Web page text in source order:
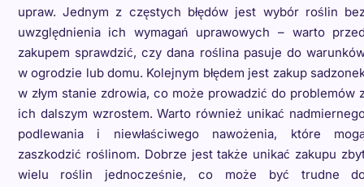
upraw. Jednym z częstych błędów jest wybór roślin
uwzględnienia ich wymagań uprawowych – warto
zakupem sprawdzić, czy dana roślina pasuje do
w ogrodzie lub domu. Kolejnym błędem jest zakup
w złym stanie zdrowia, co może prowadzić do problemów
ich dalszym wzrostem. Warto również unikać
podlewania i niewłaściwego nawożenia, które
zaszkodzić roślinom. Dobrze jest także unikać zakupu
wielu roślin jednocześnie, co może być trudne